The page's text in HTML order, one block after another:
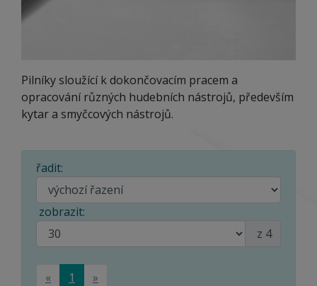
Pilníky sloužící k dokončovacím pracem a
opracování různých hudebních nástrojů, především
kytar a smyčcových nástrojů.
řadit:
zobrazit:
z 4
« 1 »